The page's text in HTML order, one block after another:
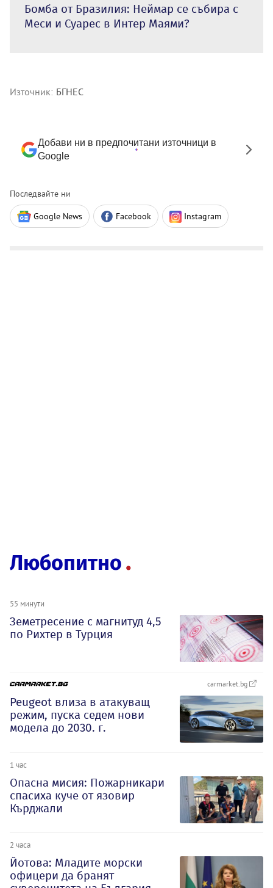
Бомба от Бразилия: Неймар се събира с
Меси и Суарес в Интер Маями?
Източник: БГНЕС
Добави ни в предпочитани източници в
Google
Последвайте ни
Google News Facebook Instagram
Любопитно
55 минути
Земетресение с магнитуд 4,5
по Рихтер в Турция
carmarket.bg
Peugeot влиза в атакуващ
режим, пуска седем нови
модела до 2030. г.
1 час
Опасна мисия: Пожарникари
спасиха куче от язовир
Кърджали
2 часа
Йотова: Младите морски
офицери да бранят